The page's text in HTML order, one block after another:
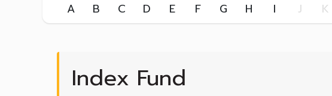
A B C D E F G H I J K
Index Fund